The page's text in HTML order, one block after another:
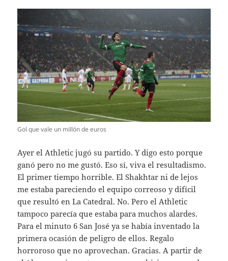
Gol que vale un millón de euros
Ayer el Athletic jugó su partido. Y digo esto porque
ganó pero no me gustó. Eso sí, viva el resultadismo.
El primer tiempo horrible. El Shakhtar ni de lejos
me estaba pareciendo el equipo correoso y difícil
que resultó en La Catedral. No. Pero el Athletic
tampoco parecía que estaba para muchos alardes.
Para el minuto 6 San José ya se había inventado la
primera ocasión de peligro de ellos. Regalo
horroroso que no aprovechan. Gracias. A partir de